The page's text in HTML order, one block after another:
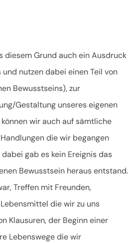
diesem Grund auch ein Ausdruck
nutzen dabei einen Teil von
Bewusstseins), zur
Gestaltung unseres eigenen
wir auch auf sämtliche
die wir begangen
gab es kein Ereignis das
Bewusstsein heraus entstand.
Treffen mit Freunden,
die wir zu uns
Klausuren, der Beginn einer
Lebenswege die wir